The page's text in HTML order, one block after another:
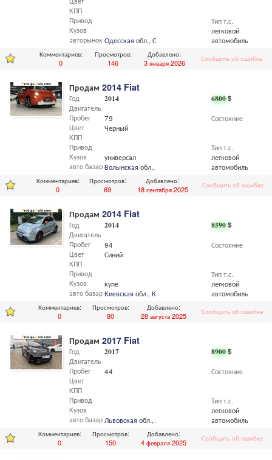
Тип т.с.
легковой
автомобиль
КПП
Привод
Кузов
авторынокОдесская обл.,Одесса
Комментариев:
0
Просмотров:
146
Добавлено:
3 января 2026
Сообщить об ошибке
Продам 2014 Fiat
6800$
Состояние
Тип т.с.
легковой
автомобиль
Год
Двигатель
Пробег
Цвет
КПП
Привод
Кузов
авто базар
2014
79
Черный
универсал
Волынская обл.,
Владимир-Волынский
Комментариев:
0
Просмотров:
69
Добавлено:
18 сентября 2025
Сообщить об ошибке
Продам 2014 Fiat
8590$
Состояние
Тип т.с.
легковой
автомобиль
Год
Двигатель
Пробег
Цвет
КПП
Привод
Кузов
авто базар
2014
94
Синий
купе
Киевская обл.,Киев
Комментариев:
0
Просмотров:
80
Добавлено:
28 августа 2025
Сообщить об ошибке
Продам 2017 Fiat
8900$
Состояние
Тип т.с.
легковой
автомобиль
Год
Двигатель
Пробег
Цвет
КПП
Привод
Кузов
авто базар
2017
44
Львовская обл.,Львов
Комментариев:
0
Просмотров:
150
Добавлено:
4 февраля 2025
Сообщить об ошибке